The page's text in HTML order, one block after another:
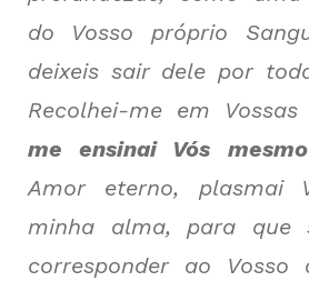
do Vosso próprio
deixeis sair dele por
Recolhei-me em
me ensinai Vós
Amor eterno, plasmai
minha alma, para que
corresponder ao Vosso